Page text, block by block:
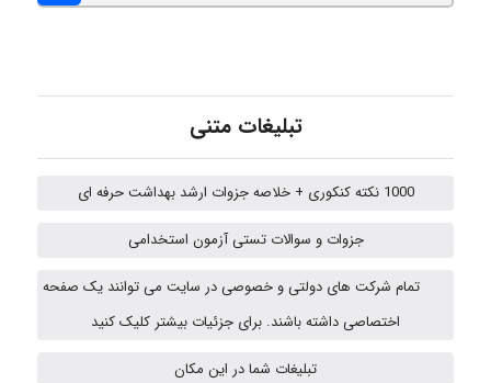
تبلیغات متنی
1000 نکته کنکوری + خلاصه جزوات ارشد بهداشت حرفه ای
جزوات و سوالات تستی آزمون استخدامی
تمام شرکت های دولتی و خصوصی در سایت می توانند یک صفحه
اختصاصی داشته باشند. برای جزئیات بیشتر کلیک کنید
تبلیغات شما در این مکان